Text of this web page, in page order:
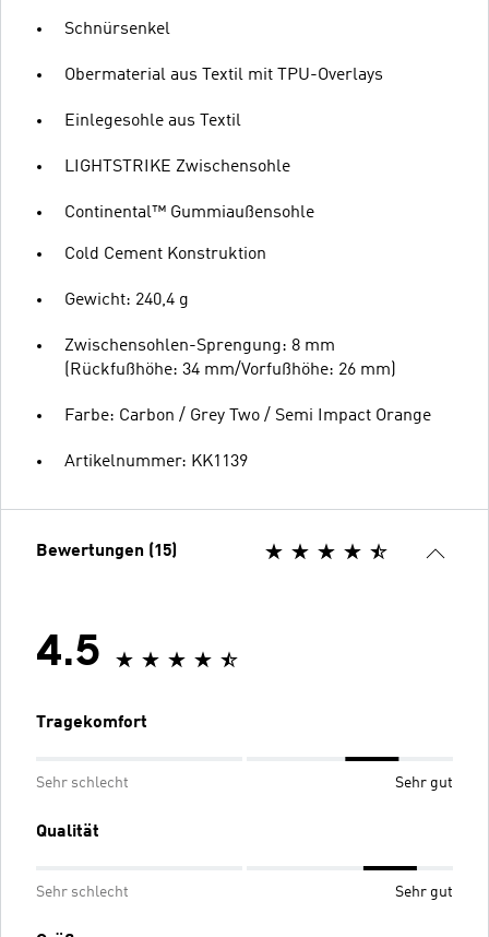
Schnürsenkel
Obermaterial aus Textil mit TPU-Overlays
Einlegesohle aus Textil
LIGHTSTRIKE Zwischensohle
Continental™ Gummiaußensohle
Cold Cement Konstruktion
Gewicht: 240,4 g
Zwischensohlen-Sprengung: 8 mm
(Rückfußhöhe: 34 mm/Vorfußhöhe: 26 mm)
Farbe: Carbon / Grey Two / Semi Impact Orange
Artikelnummer: KK1139
Bewertungen (15)
4.5
Tragekomfort
Sehr schlecht Sehr gut
Qualität
Sehr schlecht Sehr gut